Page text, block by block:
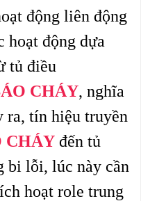
động liên động
hoạt động dựa
tủ điều
CHÁY, nghĩa
ra, tín hiệu truyền
CHÁY đến tủ
bi lỗi, lúc này cần
hoạt role trung